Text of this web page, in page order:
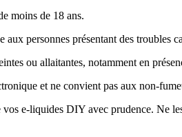
moins de 18 ans.
personnes présentant des troubles
ou allaitantes, notamment en
et ne convient pas aux non-
e-liquides DIY avec prudence. Ne